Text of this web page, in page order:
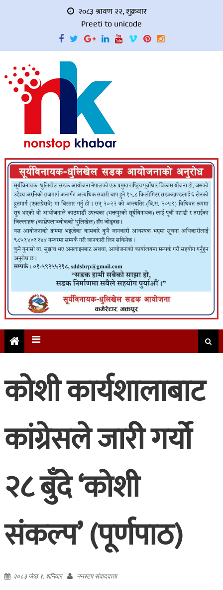
२०८३ श्रावण २२, शुक्रवार
Preeti to unicode
कोशी कार्यशालाबाट
कांग्रेसले जारी गर्यो
२८ बुँदे ‘कोशी
संकल्प’ (पूर्णपाठ)
२०८३ जेष्ठ ९, शनिवार ननस्टप संवाददाता